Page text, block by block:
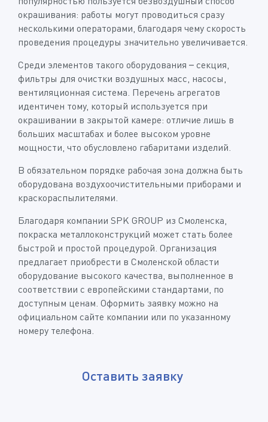
окрашивания: работы могут проводиться сразу
несколькими операторами, благодаря чему скорость
проведения процедуры значительно увеличивается.
Среди элементов такого оборудования – секция,
фильтры для очистки воздушных масс, насосы,
вентиляционная система. Перечень агрегатов
идентичен тому, который используется при
окрашивании в закрытой камере: отличие лишь в
больших масштабах и более высоком уровне
мощности, что обусловлено габаритами изделий.
В обязательном порядке рабочая зона должна быть
оборудована воздухоочистительными приборами и
краскораспылителями.
Благодаря компании SPK GROUP из Смоленска,
покраска металлоконструкций может стать более
быстрой и простой процедурой. Организация
предлагает приобрести в Смоленской области
оборудование высокого качества, выполненное в
соответствии с европейскими стандартами, по
доступным ценам. Оформить заявку можно на
официальном сайте компании или по указанному
номеру телефона.
Оставить заявку